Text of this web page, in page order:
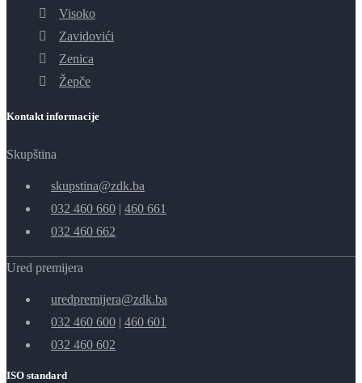
Visoko
Zavidovići
Zenica
Žepče
Kontakt informacije
Skupština
skupstina@zdk.ba
032 460 660 | 460 661
032 460 662
Ured premijera
uredpremijera@zdk.ba
032 460 600 | 460 601
032 460 602
ISO standard